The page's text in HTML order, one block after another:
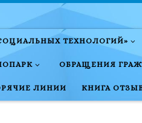
ТЕХНОЛОГИЙ»
ОБРАЩЕНИЯ
ЛИНИИ КНИГА